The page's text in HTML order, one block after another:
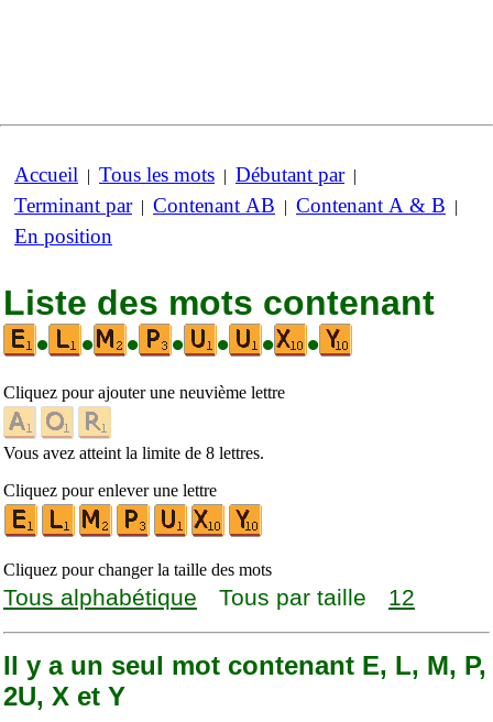
Accueil | Tous les mots | Débutant par|
Terminant par| Contenant AB | Contenant A & B |
En position
Liste des mots contenant
•
• • • • • •
Cliquez pour ajouter une neuvième lettre
Vous avez atteint la limite de 8 lettres.
Cliquez pour enlever une lettre
Cliquez pour changer la taille des mots
Tous alphabétique Tous par taille 12
Il y a un seul mot contenant E, L, M, P,
2U, X et Y